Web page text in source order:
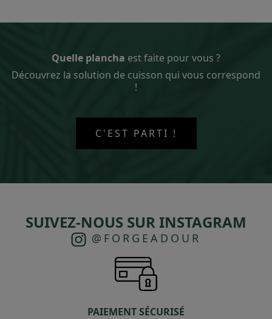
Quelle plancha est faite pour vous ?
Découvrez la solution de cuisson qui vous correspond
!
C'EST PARTI !
SUIVEZ-NOUS SUR INSTAGRAM
@FORGEADOUR
PAIEMENT SÉCURISÉ